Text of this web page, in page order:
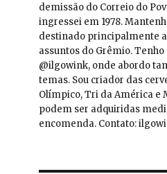
demissão do Correio do
ingressei em 1978.
destinado principalmente
assuntos do Grêmio.
@ilgowink, onde abordo
temas. Sou criador das
Olímpico, Tri da América e
podem ser adquiridas
encomenda. Contato: